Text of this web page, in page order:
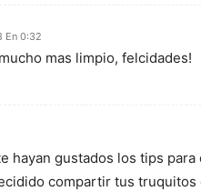
En 0:32
mas limpio, felcidades!
hayan gustados los tips para
compartir tus truquitos